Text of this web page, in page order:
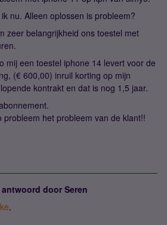
nu. Alleen oplossen is probleem?
zeer belangrijkheid ons toestel met
mij een toestel iphone 14 levert voor de
(€ 600,00) inruil korting op mijn
kontrakt en dat is nog 1,5 jaar.
probleem het probleem van de klant!!
antwoord door Seren
,